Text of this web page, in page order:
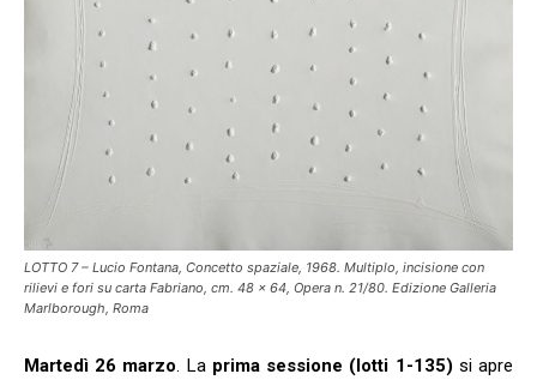
LOTTO 7 – Lucio Fontana, Concetto spaziale, 1968. Multiplo, incisione con
rilievi e fori su carta Fabriano, cm. 48 x 64, Opera n. 21/80. Edizione Galleria
Marlborough, Roma
Martedì 26 marzo. La prima sessione (lotti 1-135) si apre